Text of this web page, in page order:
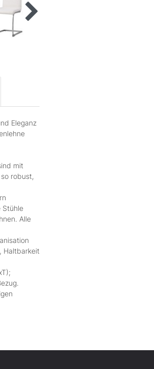
Eleganz
mit
robust,
Stühle
Alle
Haltbarkeit